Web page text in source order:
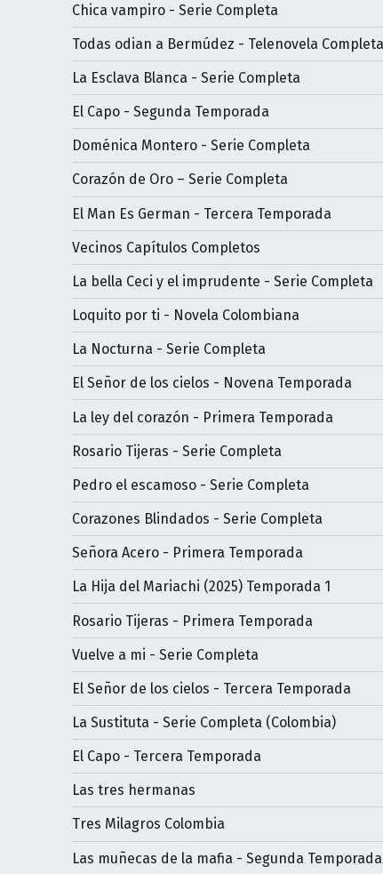
Chica vampiro - Serie Completa
Todas odian a Bermúdez - Telenovela Completa
La Esclava Blanca - Serie Completa
El Capo - Segunda Temporada
Doménica Montero - Serie Completa
Corazón de Oro – Serie Completa
El Man Es German - Tercera Temporada
Vecinos Capítulos Completos
La bella Ceci y el imprudente - Serie Completa
Loquito por ti - Novela Colombiana
La Nocturna - Serie Completa
El Señor de los cielos - Novena Temporada
La ley del corazón - Primera Temporada
Rosario Tijeras - Serie Completa
Pedro el escamoso - Serie Completa
Corazones Blindados - Serie Completa
Señora Acero - Primera Temporada
La Hija del Mariachi (2025) Temporada 1
Rosario Tijeras - Primera Temporada
Vuelve a mi - Serie Completa
El Señor de los cielos - Tercera Temporada
La Sustituta - Serie Completa (Colombia)
El Capo - Tercera Temporada
Las tres hermanas
Tres Milagros Colombia
Las muñecas de la mafia - Segunda Temporada